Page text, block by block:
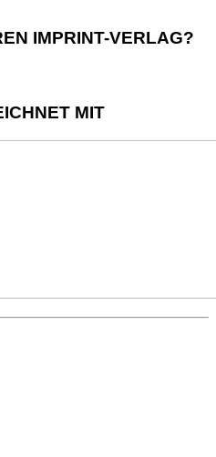
IMPRINT-VERLAG?
MIT